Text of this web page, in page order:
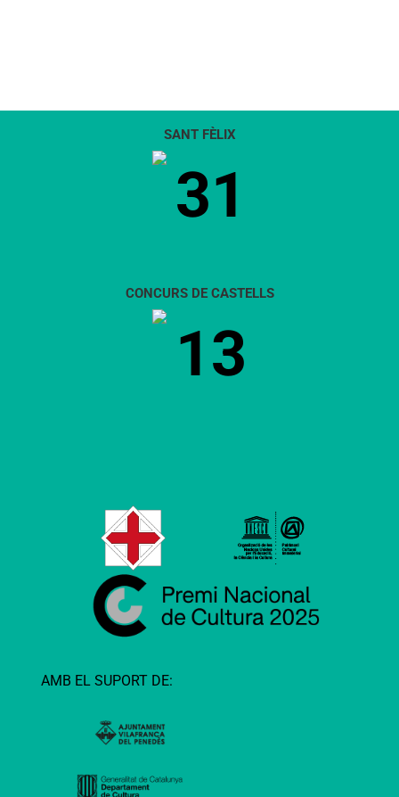
SANT FÈLIX
31
CONCURS DE CASTELLS
13
AMB EL SUPORT DE: